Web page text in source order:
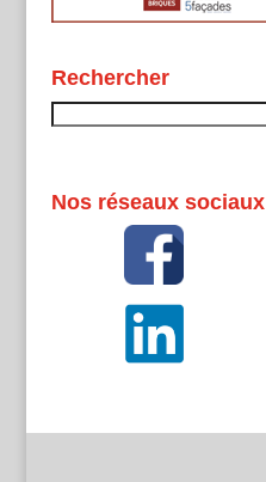
Rechercher
Nos réseaux sociaux